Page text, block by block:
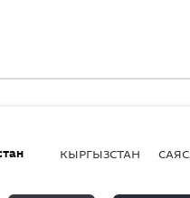
КЫРГЫЗСТАН